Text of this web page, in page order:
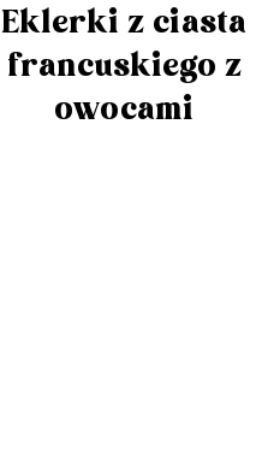
Eklerki z ciasta
francuskiego z
owocami